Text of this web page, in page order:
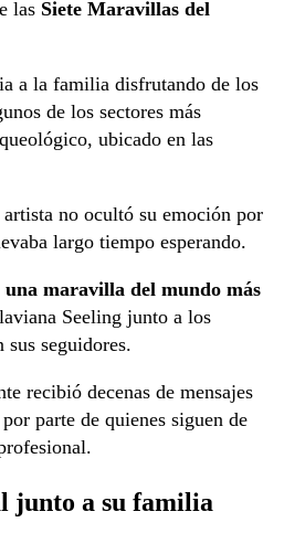
las Siete Maravillas del
a la familia disfrutando de los
de los sectores más
ubicado en las
no ocultó su emoción por
largo tiempo esperando.
maravilla del mundo más
Seeling junto a los
seguidores.
recibió decenas de mensajes
parte de quienes siguen de
junto a su familia